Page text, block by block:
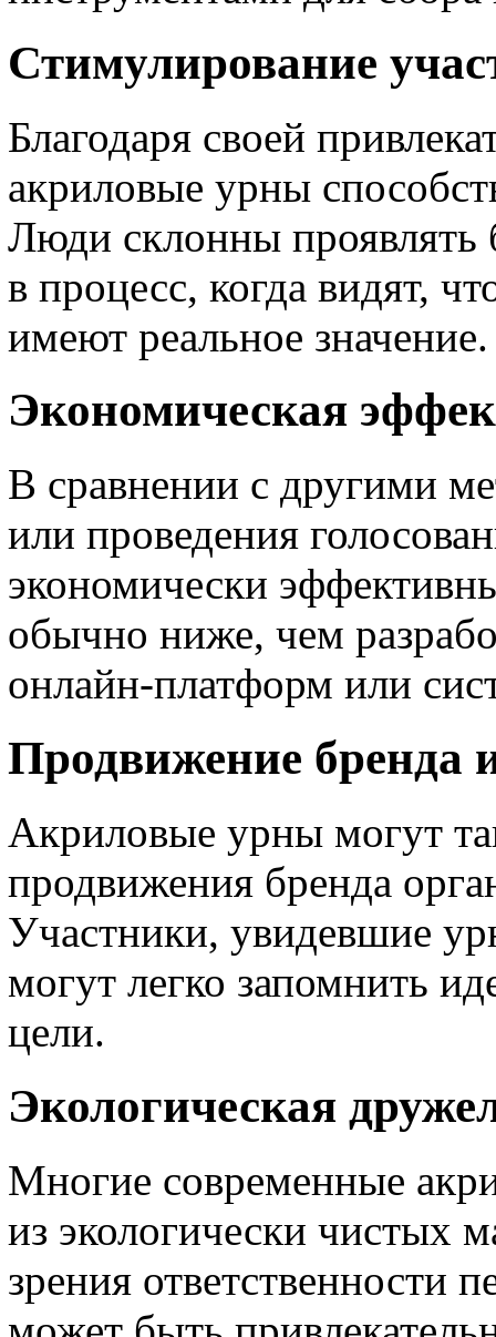
Стимулирование
Благодаря своей
акриловые урны
Люди склонны проявлять
в процесс, когда видят,
имеют реальное значение.
Экономическая
В сравнении с другими
или проведения
экономически
обычно ниже, чем
онлайн-платформ или
Продвижение бренда
Акриловые урны могут
продвижения бренда
Участники, увидевшие
могут легко запомнить
цели.
Экологическая
Многие современные
из экологически чистых
зрения ответственности